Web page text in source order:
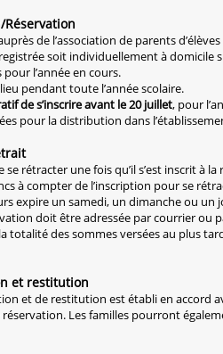
de l’association de parents
soit individuellement à domicile
l’année en cours.
pendant toute l’année scolaire.
de s’inscrire avant le 20 juillet, pour
pour la distribution dans
se rétracter une fois qu’il s’est inscrit à
à compter de l’inscription pour se
expire un samedi, un dimanche ou un
doit être adressée par courrier ou
totalité des sommes versées au plus
et restitution
et de restitution est établi en accord
Les familles pourront